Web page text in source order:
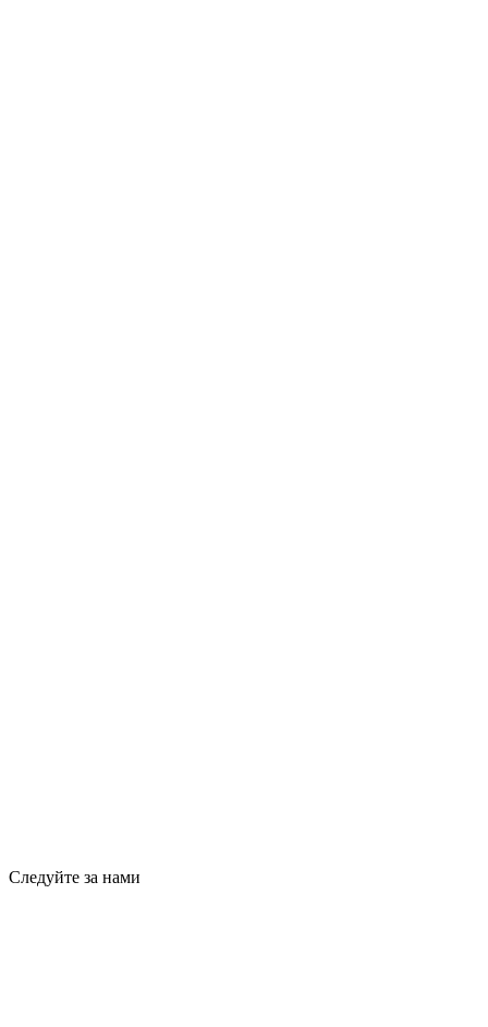
Следуйте за нами